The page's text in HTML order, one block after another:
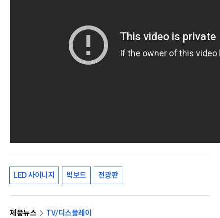
LED 사이니지 빅보드 전광판
제품뉴스
TV/디스플레이